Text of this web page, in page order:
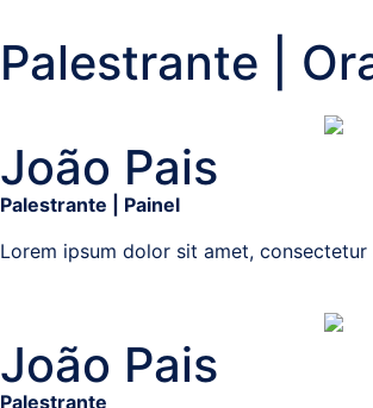
Palestrante |
João Pais
Palestrante | Painel
Lorem ipsum dolor sit amet,
João Pais
Palestrante